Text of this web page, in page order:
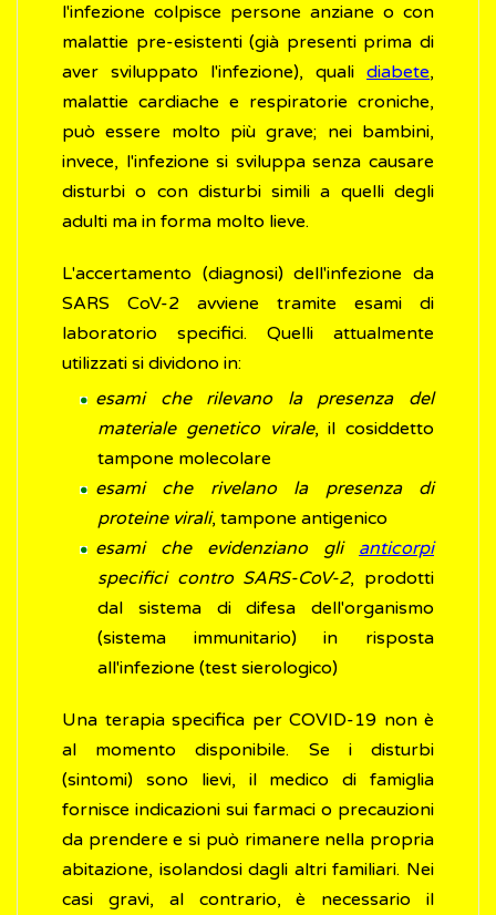
l'infezione colpisce persone anziane o con
malattie pre-esistenti (già presenti prima di
aver sviluppato l'infezione), quali diabete,
malattie cardiache e respiratorie croniche,
può essere molto più grave; nei bambini,
invece, l'infezione si sviluppa senza causare
disturbi o con disturbi simili a quelli degli
adulti ma in forma molto lieve.
L'accertamento (diagnosi) dell'infezione da
SARS CoV-2 avviene tramite esami di
laboratorio specifici. Quelli attualmente
utilizzati si dividono in:
esami che rilevano la presenza del
materiale genetico virale, il cosiddetto
tampone molecolare
esami che rivelano la presenza di
proteine virali, tampone antigenico
esami che evidenziano gli anticorpi
specifici contro SARS-CoV-2, prodotti
dal sistema di difesa dell'organismo
(sistema immunitario) in risposta
all'infezione (test sierologico)
Una terapia specifica per COVID-19 non è
al momento disponibile. Se i disturbi
(sintomi) sono lievi, il medico di famiglia
fornisce indicazioni sui farmaci o precauzioni
da prendere e si può rimanere nella propria
abitazione, isolandosi dagli altri familiari. Nei
casi gravi, al contrario, è necessario il